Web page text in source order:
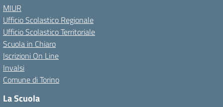
MIUR
Ufficio Scolastico Regionale
Ufficio Scolastico Territoriale
Scuola in Chiaro
Iscrizioni On Line
Invalsi
Comune di Torino
La Scuola